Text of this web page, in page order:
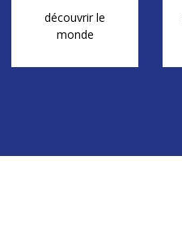
découvrir le
monde